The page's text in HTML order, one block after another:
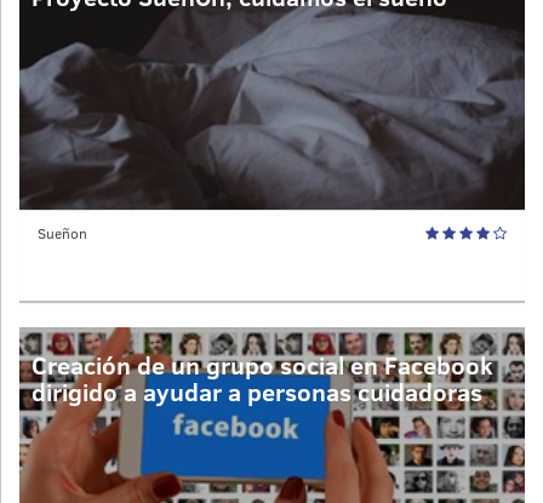
Sueñon
Creación de un grupo social en Facebook
dirigido a ayudar a personas cuidadoras